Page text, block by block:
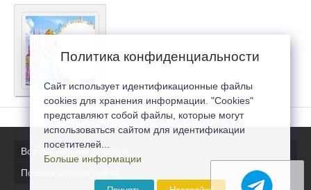
Все последние новости
Полная версия сайта
Политика конфиденциальности
Сайт использует идентификационные файлы
cookies для хранения информации. "Cookies"
представляют собой файлы, которые могут
использоваться сайтом для идентификации
посетителей...
Больше информации